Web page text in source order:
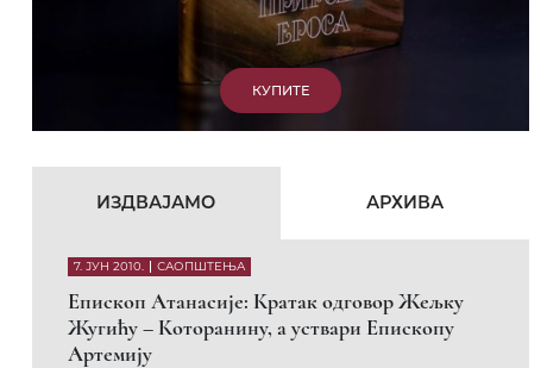
ИЗДВАЈАМО АРХИВА
7. ЈУН 2010. САОПШТЕЊА
Eпископ Атанасије: Кратак одговор Жељку
Жугићу – Которанину, а уствари Епископу
Артемију